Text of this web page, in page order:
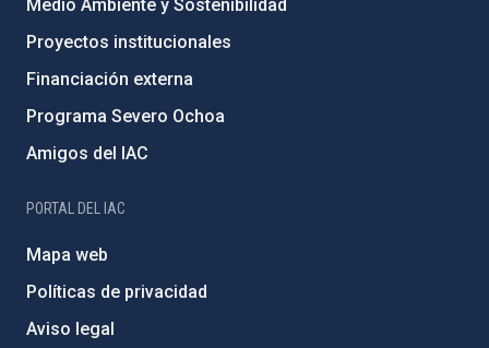
Medio Ambiente y Sostenibilidad
Proyectos institucionales
Financiación externa
Programa Severo Ochoa
Amigos del IAC
PORTAL DEL IAC
Mapa web
Políticas de privacidad
Aviso legal